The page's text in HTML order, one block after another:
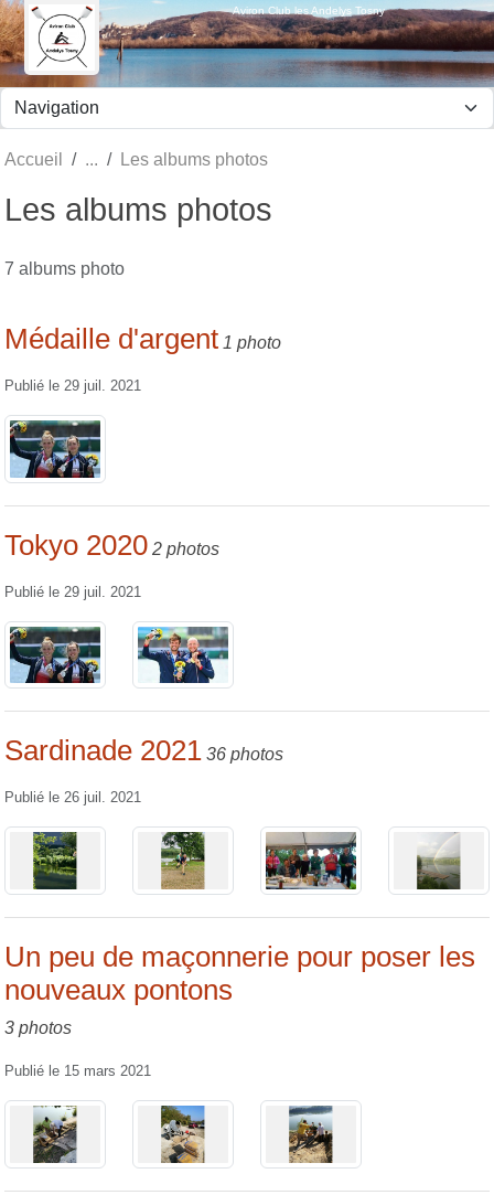
Aviron Club les Andelys Tosny
Accueil Les albums photos
Les albums photos
7 albums photo
Médaille d'argent 1 photo
Publié le 29 juil. 2021
Tokyo 2020 2 photos
Publié le 29 juil. 2021
Sardinade 2021 36 photos
Publié le 26 juil. 2021
Un peu de maçonnerie pour poser les
nouveaux pontons
3 photos
Publié le 15 mars 2021
Panneau de gestion des cookies